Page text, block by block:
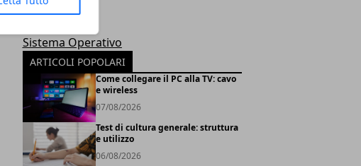
Apple
Sistema Operativo
ARTICOLI POPOLARI
Come collegare il PC alla TV: cavo
e wireless
07/08/2026
Test di cultura generale: struttura
e utilizzo
06/08/2026